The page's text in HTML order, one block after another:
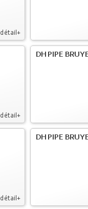
détail+
détail+
DH PIPE
détail+
DH PIPE